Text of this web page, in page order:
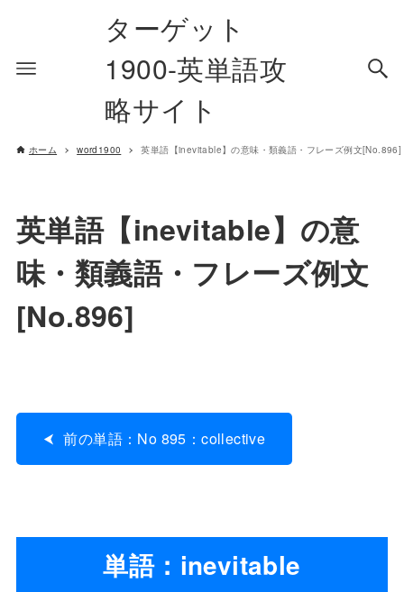
ターゲット
1900-英単語攻
略サイト
ホーム word1900 英単語【inevitable】の意味・類義語・フレーズ例文[No.896]
英単語【inevitable】の意
味・類義語・フレーズ例文
[No.896]
前の単語：No 895：collective
単語：inevitable